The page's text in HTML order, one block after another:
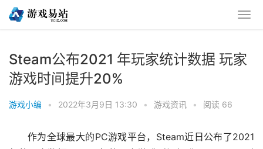
Steam公布2021 年玩家统计数据 玩家
游戏时间提升20%
游戏小编 • 2022年3月9日 13:30 • 游戏资讯 • 阅读 66
作为全球最大的PC游戏平台，Steam近日公布了2021